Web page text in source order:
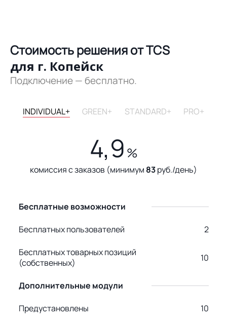
Стоимость решения от TCS
для г. Копейск
Подключение — бесплатно.
INDIVIDUAL+ GREEN+ STANDARD+ PRO+
4,9 %
комиссия с заказов (минимум 83руб./день)
Бесплатные возможности
Бесплатных пользователей 2
Бесплатных товарных позиций
(собственных)
10
Дополнительные модули
Предустановлены 10